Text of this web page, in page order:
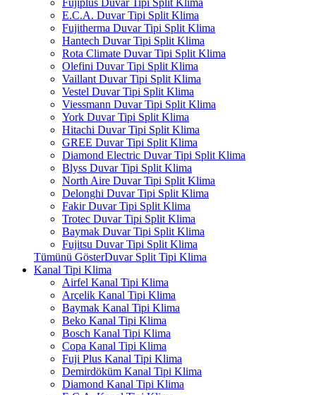
Fujiplus Duvar Tipi Split Klima
E.C.A. Duvar Tipi Split Klima
Fujitherma Duvar Tipi Split Klima
Hantech Duvar Tipi Split Klima
Rota Climate Duvar Tipi Split Klima
Olefini Duvar Tipi Split Klima
Vaillant Duvar Tipi Split Klima
Vestel Duvar Tipi Split Klima
Viessmann Duvar Tipi Split Klima
York Duvar Tipi Split Klima
Hitachi Duvar Tipi Split Klima
GREE Duvar Tipi Split Klima
Diamond Electric Duvar Tipi Split Klima
Blyss Duvar Tipi Split Klima
North Aire Duvar Tipi Split Klima
Delonghi Duvar Tipi Split Klima
Fakir Duvar Tipi Split Klima
Trotec Duvar Tipi Split Klima
Baymak Duvar Tipi Split Klima
Fujitsu Duvar Tipi Split Klima
Tümünü GösterDuvar Split Tipi Klima
Kanal Tipi Klima
Airfel Kanal Tipi Klima
Arçelik Kanal Tipi Klima
Baymak Kanal Tipi Klima
Beko Kanal Tipi Klima
Bosch Kanal Tipi Klima
Copa Kanal Tipi Klima
Fuji Plus Kanal Tipi Klima
Demirdöküm Kanal Tipi Klima
Diamond Kanal Tipi Klima